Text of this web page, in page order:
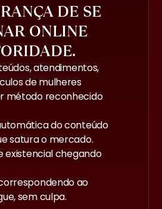
DE SE
ONLINE
atendimentos,
de mulheres
método reconhecido
do conteúdo
satura o mercado.
existencial chegando
ao
sem culpa.